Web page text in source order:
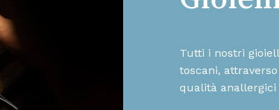
Tutti i nostri
toscani,
qualità anallergici